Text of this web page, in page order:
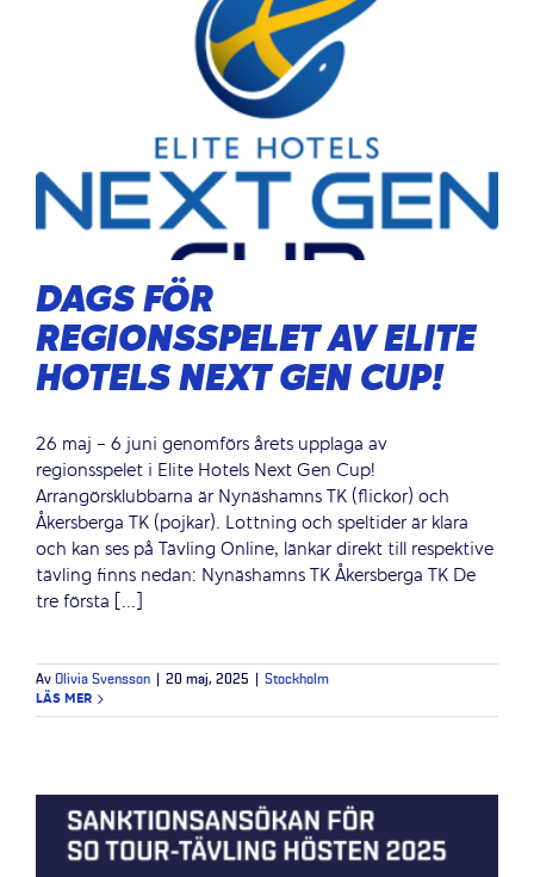
DAGS FÖR
REGIONSSPELET AV ELITE
HOTELS NEXT GEN CUP!
26 maj - 6 juni genomförs årets upplaga av
regionsspelet i Elite Hotels Next Gen Cup!
Arrangörsklubbarna är Nynäshamns TK (flickor) och
Åkersberga TK (pojkar). Lottning och speltider är klara
och kan ses på Tävling Online, länkar direkt till respektive
tävling finns nedan: Nynäshamns TK Åkersberga TK De
tre första [...]
Av Olivia Svensson 20 maj, 2025 Stockholm
LÄS MER